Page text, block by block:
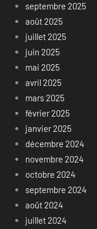
septembre 2025
août 2025
juillet 2025
juin 2025
mai 2025
avril 2025
mars 2025
février 2025
janvier 2025
décembre 2024
novembre 2024
octobre 2024
septembre 2024
août 2024
juillet 2024